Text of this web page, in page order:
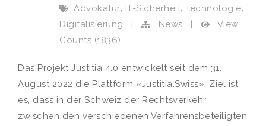
Advokatur, IT-Sicherheit, Technologie,
Digitalisierung
| News |
View
Counts (1836)
Das Projekt Justitia 4.0 entwickelt seit dem 31.
August 2022 die Plattform «Justitia.Swiss». Ziel ist
es, dass in der Schweiz der Rechtsverkehr
zwischen den verschiedenen Verfahrensbeteiligten